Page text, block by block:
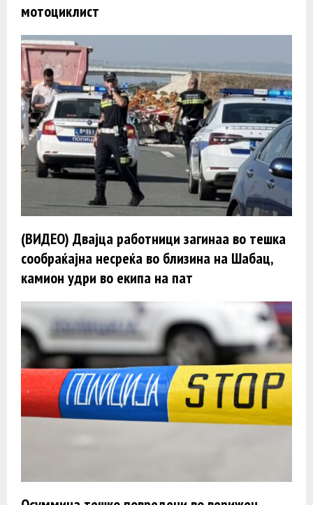
мотоциклист
(ВИДЕО) Двајца работници загинаа во тешка
сообраќајна несреќа во близина на Шабац,
камион удри во екипа на пат